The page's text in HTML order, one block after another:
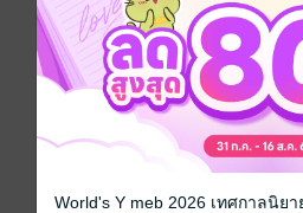
World's Y meb 2026 เทศกาลนิย